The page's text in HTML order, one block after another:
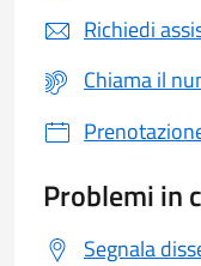
Richiedi
Chiama il
Problemi in
Segnala